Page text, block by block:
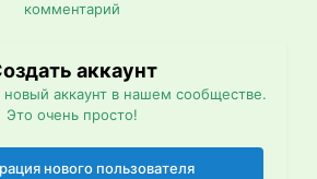
комментарий
аккаунт
новый аккаунт в нашем сообществе.
Это очень просто!
нового пользователя